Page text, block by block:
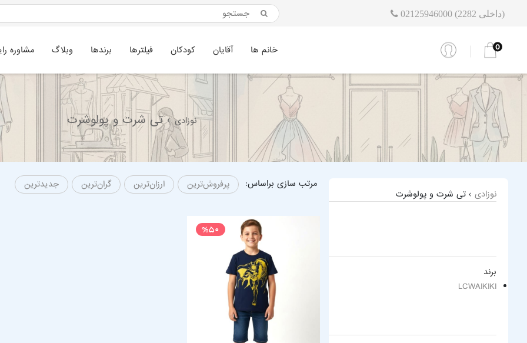
02125946000 (داخلی 2282)
خانم ها آقایان کودکان فیلترها برندها وبلاگ مشاوره 0
نوزادی› تی شرت و پولوشرت
نوزادی › تی شرت و پولوشرت
برند
LCWAIKIKI
مرتب سازی براساس: پرفروش‌ترین ارزان‌ترین گران‌ترین جدیدترین
%50